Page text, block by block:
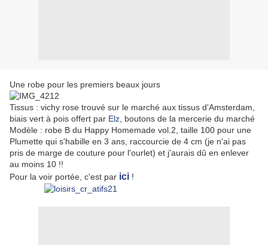
Une robe pour les premiers beaux jours
Tissus : vichy rose trouvé sur le marché aux tissus d'Amsterdam,
biais vert à pois offert par Elz , boutons de la mercerie du marché
Modèle : robe B du Happy Homemade vol.2, taille 100 pour une
Plumette qui s'habille en 3 ans, raccourcie de 4 cm (je n'ai pas
pris de marge de couture pour l'ourlet) et j'aurais dû en enlever
au moins 10 !!
Pour la voir portée, c'est par ici !